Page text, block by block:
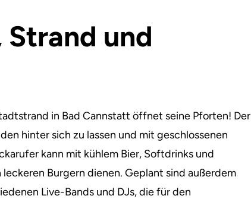
Strand und
in Bad Cannstatt öffnet seine Pforten! Der
hinter sich zu lassen und mit geschlossenen
kann mit kühlem Bier, Softdrinks und
Burgern dienen. Geplant sind außerdem
Live-Bands und DJs, die für den